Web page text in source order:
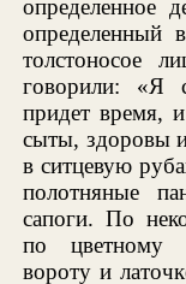
определенное
определенный
толстоносое
говорили: «Я
придет время,
сыты, здоровы
в ситцевую
полотняные
сапоги. По
по цветному
вороту и